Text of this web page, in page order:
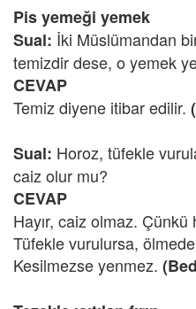
Pis yemeği yemek
Sual: İki Müslümandan
temizdir dese, o yemek
CEVAP
Temiz diyene itibar edilir.
Sual: Horoz, tüfekle
caiz olur mu?
CEVAP
Hayır, caiz olmaz.
Tüfekle vurulursa,
Kesilmezse yenmez.